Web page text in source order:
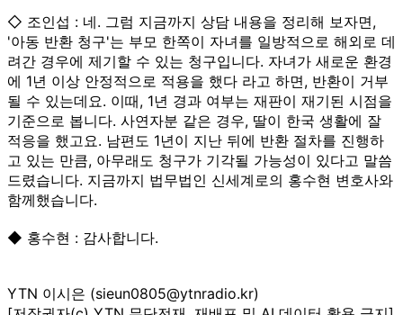
◇ 조인섭 : 네. 그럼 지금까지 상담 내용을 정리해 보자면,
'아동 반환 청구'는 부모 한쪽이 자녀를 일방적으로 해외로 데
려간 경우에 제기할 수 있는 청구입니다. 자녀가 새로운 환경
에 1년 이상 안정적으로 적용을 했다 라고 하면, 반환이 거부
될 수 있는데요. 이때, 1년 경과 여부는 재판이 재기된 시점을
기준으로 봅니다. 사연자분 같은 경우, 딸이 한국 생활에 잘
적응을 했고요. 남편도 1년이 지난 뒤에 반환 절차를 진행하
고 있는 만큼, 아무래도 청구가 기각될 가능성이 있다고 말씀
드렸습니다. 지금까지 법무법인 신세계로의 홍수현 변호사와
함께했습니다.
◆ 홍수현 : 감사합니다.
YTN 이시은 (sieun0805@ytnradio.kr)